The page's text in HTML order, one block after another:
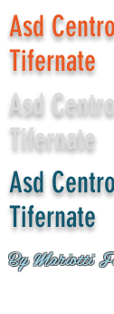
Asd
Tifernate
Asd
Tifernate
Asd
Tifernate
By Mariotti